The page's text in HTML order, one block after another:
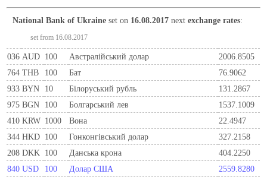
National Bank of Ukraine set on 16.08.2017 nextexchange rates:
set from 16.08.2017
036 AUD 100 Австралійський долар
2006.8505
764 THB 100 Бат
76.9062
933 BYN 10 Бiлоруський рубль
131.2867
975 BGN 100 Болгарський лев
1537.1009
410 KRW 1000 Вона
22.4947
344 HKD 100 Гонконгівський долар
327.2158
208 DKK 100 Данська крона
404.2250
840 USD 100 Долар США
2559.8280